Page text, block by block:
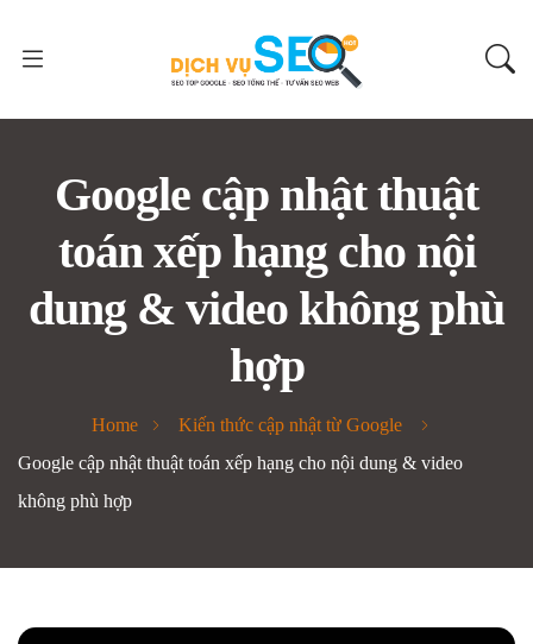
Google cập nhật thuật
toán xếp hạng cho nội
dung & video không phù
hợp
Home
Kiến thức cập nhật từ Google
Google cập nhật thuật toán xếp hạng cho nội dung & video
không phù hợp